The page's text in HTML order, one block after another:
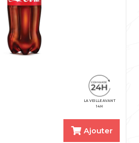
LA VEILLE AVANT
14H
Ajouter